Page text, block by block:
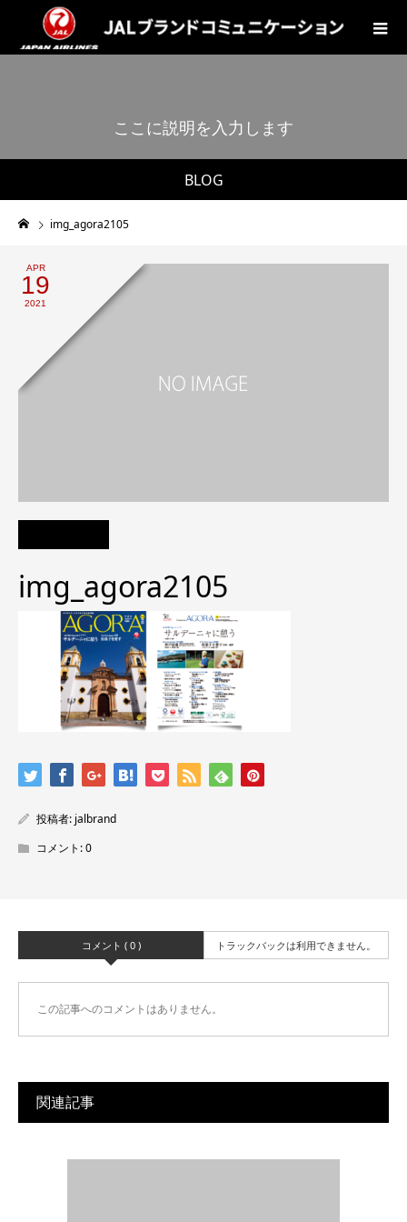
BLOG
ここに説明を入力し ます。
img_agora2105
APR
19
2021
img_agora2105
投稿者: jalbrand
コメント:0
コメント ( 0 ) トラックバックは利用できません。
この記事へのコメントはありません。
関連記事